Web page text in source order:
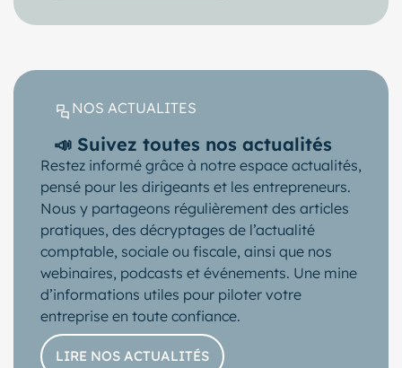
NOS ACTUALITES
📣 Suivez toutes nos actualités
Restez informé grâce à notre espace actualités,
pensé pour les dirigeants et les entrepreneurs.
Nous y partageons régulièrement des articles
pratiques, des décryptages de l’actualité
comptable, sociale ou fiscale, ainsi que nos
webinaires, podcasts et événements. Une mine
d’informations utiles pour piloter votre
entreprise en toute confiance.
LIRE NOS ACTUALITÉS